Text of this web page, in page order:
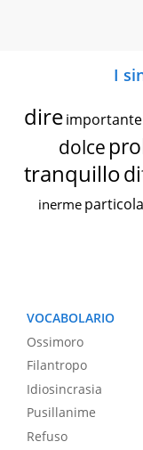
I
dire importante
dolce
tranquillo
inerme
VOCABOLARIO
Ossimoro
Filantropo
Idiosincrasia
Pusillanime
Refuso